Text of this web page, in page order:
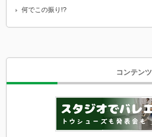
何でこの振り!?
コンテンツ